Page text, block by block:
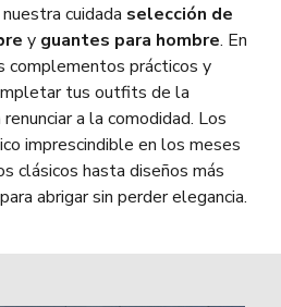
cuidada selección de
y guantes para hombre. En
complementos prácticos y
tus outfits de la
a la comodidad. Los
imprescindible en los meses
clásicos hasta diseños más
abrigar sin perder elegancia.